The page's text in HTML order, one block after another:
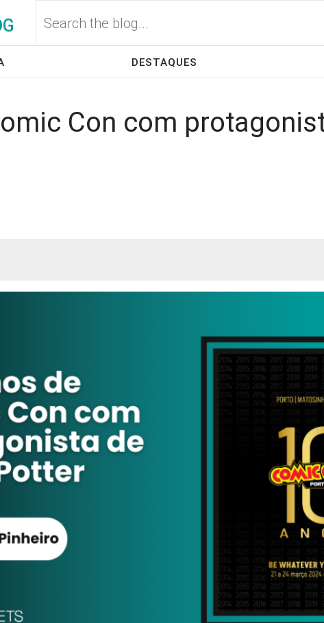
DESTAQUES
Con com